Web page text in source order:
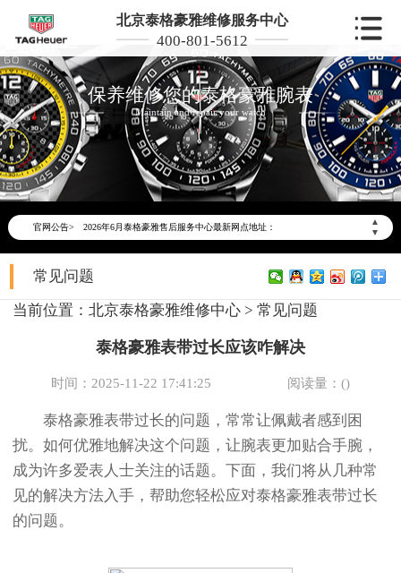
北京泰格豪雅维修服务中心
400-801-5612
保养维修您的泰格豪雅腕表
Maintain and repair your watch
官网公告>
▲
▼
2026年6月泰格豪雅北京市售后服务网络优化升级公告
2026年6月北京市泰格豪雅官方售后客户服务热线：400-801-5612
2026年6月泰格豪雅售后服务中心最新网点地址：
北京市东城区东长安街1号东方广场写字楼W3座6层602室（需提前预约）
北京市朝阳区建国门外大街甲6号华熙国际中心写字楼D座11层1102室（需提前预约）
节假日正常营业！
常见问题
当前位置： 北京泰格豪雅维修中心 > 常见问题
泰格豪雅表带过长应该咋解决
时间：2025-11-22 17:41:25 阅读量：()
泰格豪雅表带过长的问题，常常让佩戴者感到困
扰。如何优雅地解决这个问题，让腕表更加贴合手腕，
成为许多爱表人士关注的话题。下面，我们将从几种常
见的解决方法入手，帮助您轻松应对泰格豪雅表带过长
的问题。